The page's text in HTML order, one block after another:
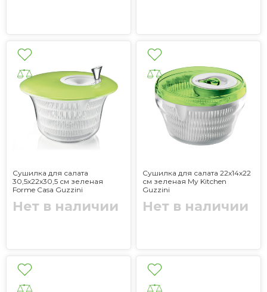
Сушилка для салата
30,5х22х30,5 см зеленая
Forme Casa Guzzini
Нет в наличии
Сушилка для салата 22х14х22
см зеленая My Kitchen
Guzzini
Нет в наличии